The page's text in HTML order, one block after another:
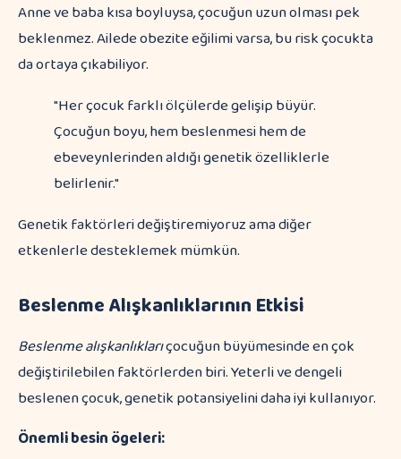
Anne ve baba kısa boyluysa, çocuğun uzun olması pek
beklenmez. Ailede obezite eğilimi varsa, bu risk çocukta
da ortaya çıkabiliyor.
"Her çocuk farklı ölçülerde gelişip büyür.
Çocuğun boyu, hem beslenmesi hem de
ebeveynlerinden aldığı genetik özelliklerle
belirlenir."
Genetik faktörleri değiştiremiyoruz ama diğer
etkenlerle desteklemek mümkün.
Beslenme Alışkanlıklarının Etkisi
Beslenme alışkanlıklarıçocuğun büyümesinde en çok
değiştirilebilen faktörlerden biri. Yeterli ve dengeli
beslenen çocuk, genetik potansiyelini daha iyi kullanıyor.
Önemli besin ögeleri: